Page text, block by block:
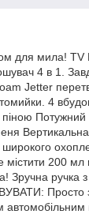
для мила! TV
4 в 1.
Jetter
4
піною
містити 200 мл
Зручна ручка
Просто